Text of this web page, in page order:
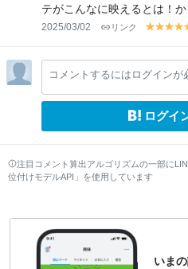
テがこんなに映えるとは！か
2025/03/02 リンク
y
lo
w
y
lo
w
y
lo
w
lo
w
コメントするにはログインが
ログイ
注目コメント算出アルゴリズムの一部に
位付けモデルAPI」を使用しています
いま